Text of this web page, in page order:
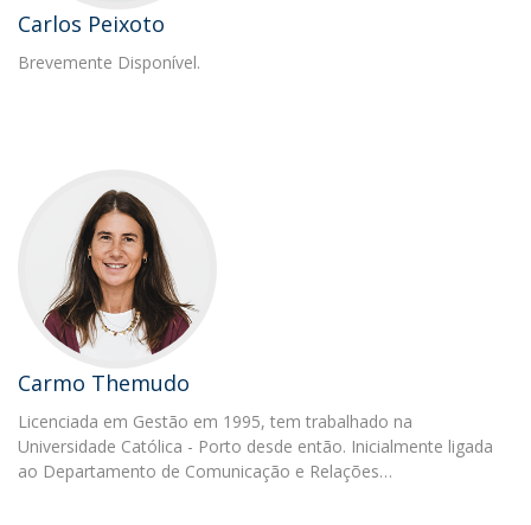
Carlos Peixoto
Brevemente Disponível.
Carmo Themudo
Licenciada em Gestão em 1995, tem trabalhado na
Universidade Católica - Porto desde então. Inicialmente ligada
ao Departamento de Comunicação e Relações…